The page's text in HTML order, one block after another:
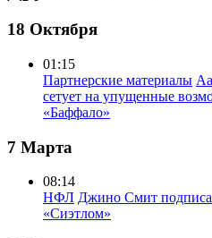
18 Октября
01:15
Партнерские материалы
сетует на упущенные
«Баффало»
7 Марта
08:14
НФЛ Джино Смит
«Сиэтлом»